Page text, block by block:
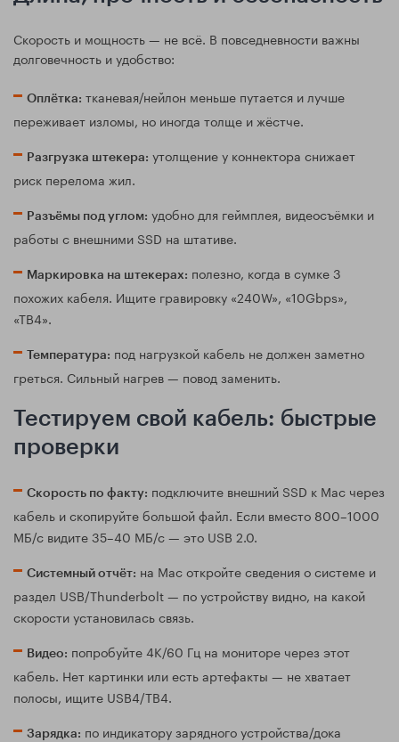
Скорость и мощность — не всё. В повседневности важны
долговечность и удобство:
Оплётка: тканевая/нейлон меньше путается и лучше
переживает изломы, но иногда толще и жёстче.
Разгрузка штекера: утолщение у коннектора снижает
риск перелома жил.
Разъёмы под углом: удобно для геймплея, видеосъёмки и
работы с внешними SSD на штативе.
Маркировка на штекерах: полезно, когда в сумке 3
похожих кабеля. Ищите гравировку «240W», «10Gbps»,
«TB4».
Температура: под нагрузкой кабель не должен заметно
греться. Сильный нагрев — повод заменить.
Тестируем свой кабель: быстрые
проверки
Скорость по факту: подключите внешний SSD к Mac через
кабель и скопируйте большой файл. Если вместо 800–1000
МБ/с видите 35–40 МБ/с — это USB 2.0.
Системный отчёт: на Mac откройте сведения о системе и
раздел USB/Thunderbolt — по устройству видно, на какой
скорости установилась связь.
Видео: попробуйте 4K/60 Гц на мониторе через этот
кабель. Нет картинки или есть артефакты — не хватает
полосы, ищите USB4/TB4.
Зарядка: по индикатору зарядного устройства/дока